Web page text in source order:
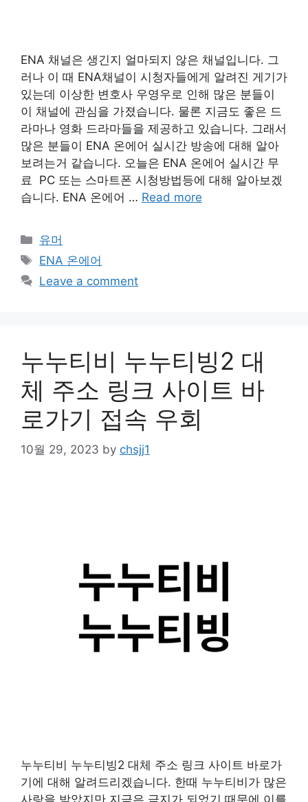
ENA 채널은 생긴지 얼마되지 않은 채널입니다. 그
러나 이 때 ENA채널이 시청자들에게 알려진 게기가
있는데 이상한 변호사 우영우로 인해 많은 분들이
이 채널에 관심을 가졌습니다. 물론 지금도 좋은 드
라마나 영화 드라마들을 제공하고 있습니다. 그래서
많은 분들이 ENA 온에어 실시간 방송에 대해 알아
보려는거 같습니다. 오늘은 ENA 온에어 실시간 무
료 PC 또는 스마트폰 시청방법등에 대해 알아보겠
습니다. ENA 온에어 … Read more
Categories
유머
Tags
ENA 온에어
Leave a comment
누누티비 누누티빙2 대
체 주소 링크 사이트 바
로가기 접속 우회
10월 29, 2023 by chsjj1
누누티비 누누티빙2 대체 주소 링크 사이트 바로가
기에 대해 알려드리겠습니다. 한때 누누티비가 많은